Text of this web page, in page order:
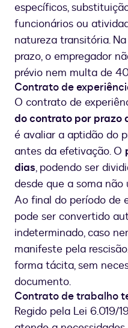
específicos,
funcionários ou
natureza transitória.
prazo, o empregador
prévio nem multa de
Contrato de
O contrato de
do contrato por prazo
é avaliar a aptidão do
antes da efetivação. O
dias, podendo ser
desde que a soma
Ao final do período de
pode ser convertido
indeterminado, caso
manifeste pela
forma tácita, sem
documento.
Contrato de trabalho
Regido pela Lei 6.019/